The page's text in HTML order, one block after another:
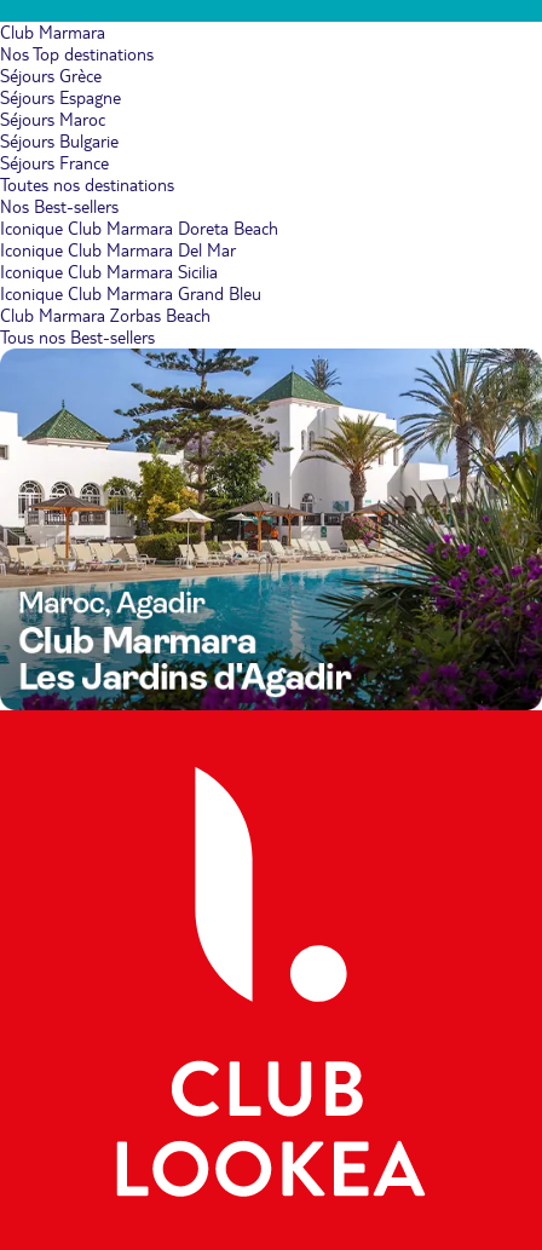
Club Marmara
Nos Top destinations
Séjours Grèce
Séjours Espagne
Séjours Maroc
Séjours Bulgarie
Séjours France
Toutes nos destinations
Nos Best-sellers
Iconique Club Marmara Doreta Beach
Iconique Club Marmara Del Mar
Iconique Club Marmara Sicilia
Iconique Club Marmara Grand Bleu
Club Marmara Zorbas Beach
Tous nos Best-sellers